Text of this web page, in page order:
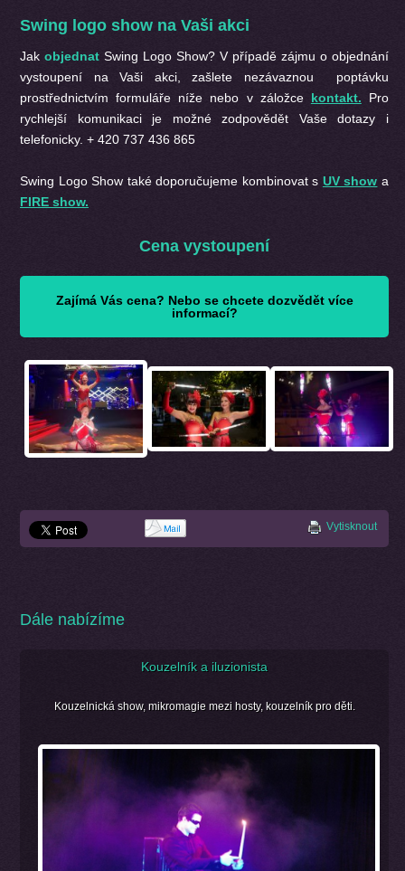
Swing logo show na Vaši akci
Jak objednat Swing Logo Show? V případě zájmu o objednání
vystoupení na Vaši akci, zašlete nezávaznou poptávku
prostřednictvím formuláře níže nebo v záložce kontakt. Pro
rychlejší komunikaci je možné zodpovědět Vaše dotazy i
telefonicky. + 420 737 436 865
Swing Logo Show také doporučujeme kombinovat s UV show a
FIRE show.
Cena vystoupení
Zajímá Vás cena? Nebo se chcete dozvědět více
informací?
Vytisknout
Dále nabízíme
Kouzelník a iluzionista
Kouzelnická show, mikromagie mezi hosty, kouzelník pro děti.